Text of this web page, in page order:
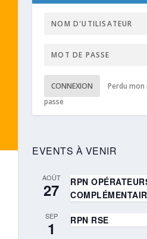
CONNEXION
Perdu
passe
EVENTS À VENIR
AOÛT
27
RPN
SEP
1 RPN RSE